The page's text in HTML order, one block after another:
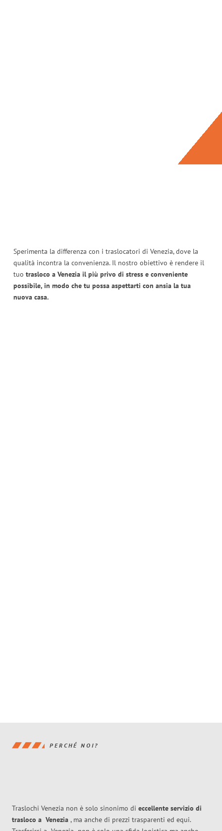
Sperimenta la differenza con i traslocatori di Venezia, dove la
qualità incontra la convenienza. Il nostro obiettivo è rendere il
tuo trasloco a Venezia il più privo di stress e conveniente
possibile, in modo che tu possa aspettarti con ansia la tua
nuova casa.
PERCHÉ NOI?
Traslochi Venezia non è solo sinonimo di eccellente servizio di
trasloco a Venezia , ma anche di prezzi trasparenti ed equi.